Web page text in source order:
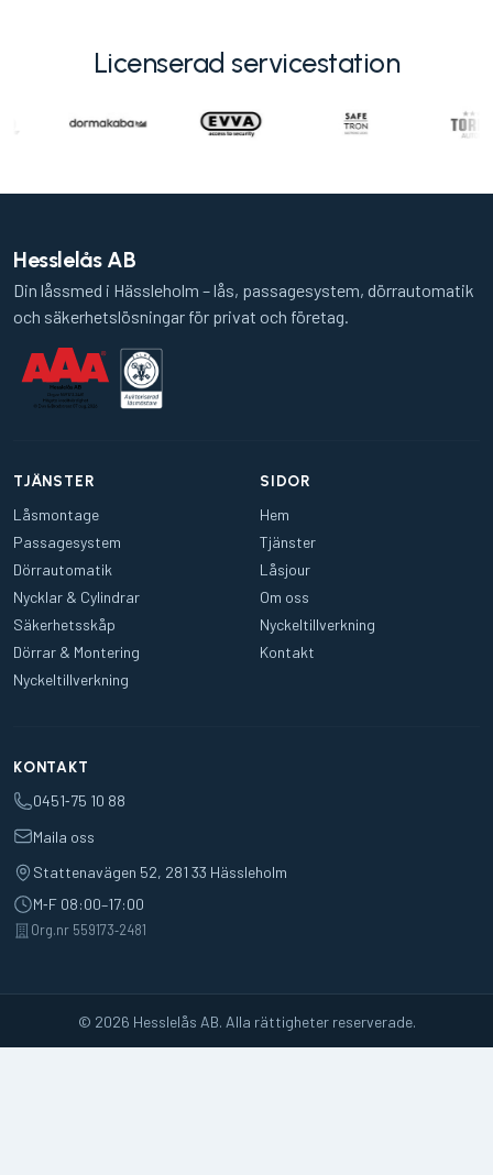
Licenserad servicestation
Hesslelås AB
Din låssmed i Hässleholm – lås, passagesystem, dörrautomatik
och säkerhetslösningar för privat och företag.
TJÄNSTER
Låsmontage
Passagesystem
Dörrautomatik
Nycklar & Cylindrar
Säkerhetsskåp
Dörrar & Montering
Nyckeltillverkning
SIDOR
Hem
Tjänster
Låsjour
Om oss
Nyckeltillverkning
Kontakt
KONTAKT
0451‑75 10 88
Maila oss
Stattenavägen 52, 281 33 Hässleholm
M‑F 08:00–17:00
Org.nr 559173‑2481
© 2026 Hesslelås AB. Alla rättigheter reserverade.